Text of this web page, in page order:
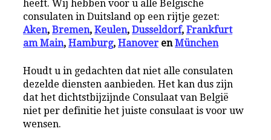
heeft. Wij hebben voor u alle Belgische
consulaten in Duitsland op een rijtje gezet:
Aken,Bremen,Keulen,Dusseldorf,Frankfurt
am Main,Hamburg,Hanover enMünchen
Houdt u in gedachten dat niet alle consulaten
dezelde diensten aanbieden. Het kan dus zijn
dat het dichtstbijzijnde Consulaat van België
niet per definitie het juiste consulaat is voor uw
wensen.